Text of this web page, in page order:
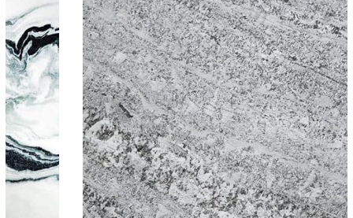
皇家銀鑽
灰 石材色系